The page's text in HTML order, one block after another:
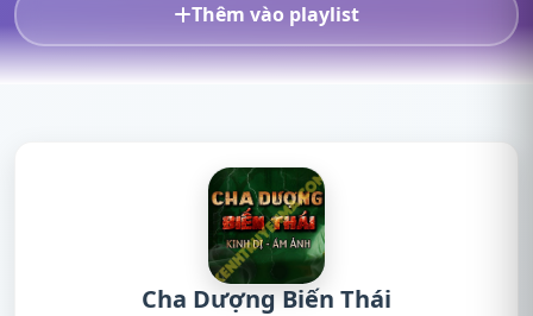
Thêm vào playlist
Cha Dượng Biến Thái